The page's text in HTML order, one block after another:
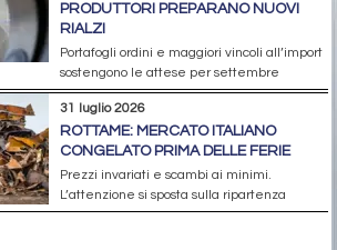
PRODUTTORI PREPARANO NUOVI
RIALZI
Portafogli ordini e maggiori vincoli all’import
sostengono le attese per settembre
31 luglio 2026
ROTTAME: MERCATO ITALIANO
CONGELATO PRIMA DELLE FERIE
Prezzi invariati e scambi ai minimi.
L’attenzione si sposta sulla ripartenza